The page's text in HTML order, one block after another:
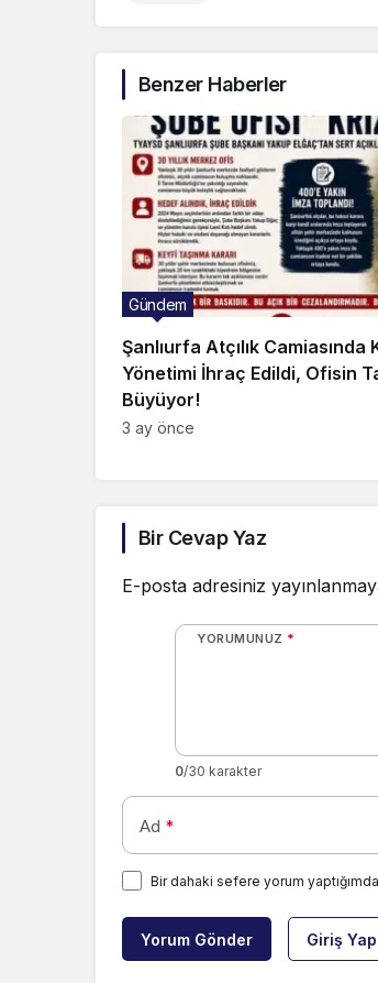
Benzer Haberler
Şanlıurfa Atçılık Camiasında
Yönetimi İhraç Edildi, Ofisin
Büyüyor!
Gündem
3 ay önce
Bir Cevap Yaz
E-posta adresiniz
YORUMUNUZ *
0/30 karakter
Ad *
Bir dahaki sefere yorum
Yorum Gönder Giriş Yap